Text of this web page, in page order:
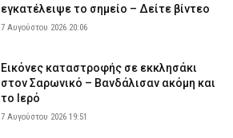
εγκατέλειψε το σημείο – Δείτε βίντεο
7 Αυγούστου 2026 20:06
Εικόνες καταστροφής σε εκκλησάκι
στον Σαρωνικό – Βανδάλισαν ακόμη και
το Ιερό
7 Αυγούστου 2026 19:51